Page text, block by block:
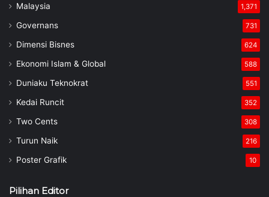
Malaysia 1,371
Governans 731
Dimensi Bisnes 624
Ekonomi Islam & Global 588
Duniaku Teknokrat 551
Kedai Runcit 352
Two Cents 308
Turun Naik 216
Poster Grafik 10
Pilihan Editor